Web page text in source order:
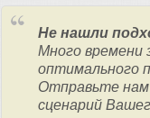
Не нашли
Много времени
оптимального
Отправьте нам
сценарий